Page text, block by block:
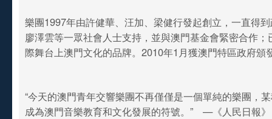
樂團1997年由許健華、汪加、梁健行發起創立，一直得
廖澤雲等一眾社會人士支持，並與澳門基金會緊密合作
際舞台上澳門文化的品牌。2010年1月獲澳門特區政府頒
“今天的澳門青年交響樂團不再僅僅是一個單純的樂團，
成為澳門音樂教育和文化發展的符號。” —《人民日報